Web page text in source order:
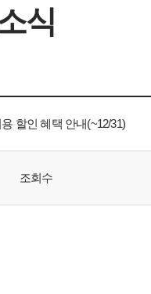
식
할인 혜택 안내(~12/31)
조회수